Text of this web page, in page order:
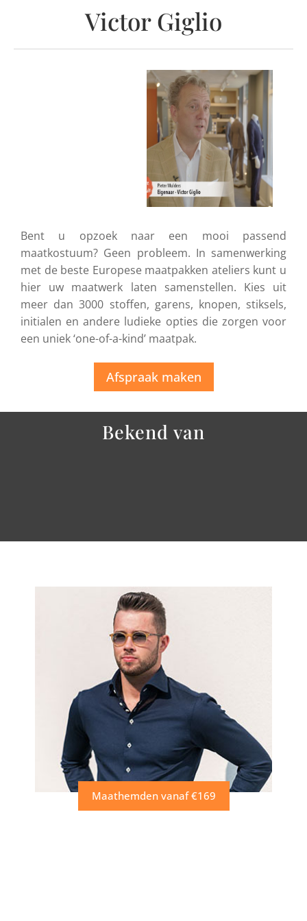
Victor Giglio
Bent u opzoek naar een mooi passend
maatkostuum? Geen probleem. In samenwerking
met de beste Europese maatpakken ateliers kunt u
hier uw maatwerk laten samenstellen. Kies uit
meer dan 3000 stoffen, garens, knopen, stiksels,
initialen en andere ludieke opties die zorgen voor
een uniek ‘one-of-a-kind’ maatpak.
Afspraak maken
Bekend van
Maathemden vanaf €169